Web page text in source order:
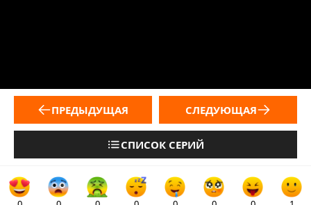
ПРЕДЫДУЩАЯ
СПИСОК СЕРИЙ
СЛЕДУЮЩАЯ